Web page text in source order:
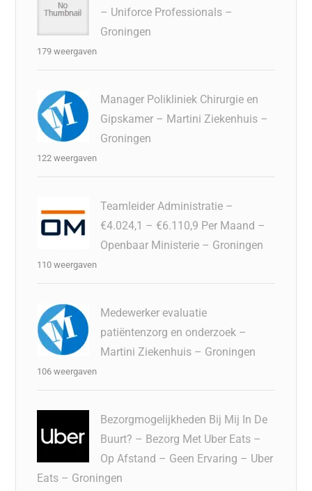
– Uniforce Professionals –
Groningen
179 weergaven
Manager Polikliniek Chirurgie en
Gipskamer – Martini Ziekenhuis –
Groningen
122 weergaven
Teamleider Administratie –
€4.024,1 – €6.110,9 Per Maand –
Openbaar Ministerie – Groningen
110 weergaven
Medewerker evaluatie
patiëntenzorg en onderzoek –
Martini Ziekenhuis – Groningen
106 weergaven
Bezorgmogelijkheden Bij Mij In De
Buurt? – Bezorg Met Uber Eats –
Op Afstand – Geen Ervaring – Uber
Eats – Groningen